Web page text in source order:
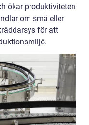
ökar produktiviteten
om små eller
för att